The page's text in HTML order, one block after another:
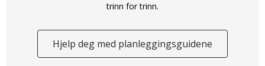
trinn for trinn.
Hjelp deg med planleggingsguidene